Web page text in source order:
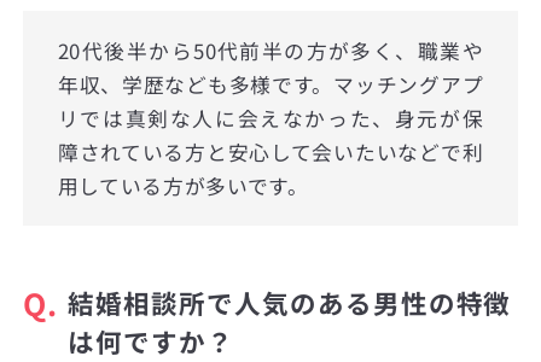
20代後半から50代前半の方が多く、職業や
年収、学歴なども多様です。マッチングアプ
リでは真剣な人に会えなかった、身元が保
障されている方と安心して会いたいなどで利
用している方が多いです。
Q. 結婚相談所で人気のある男性の特徴
は何ですか？